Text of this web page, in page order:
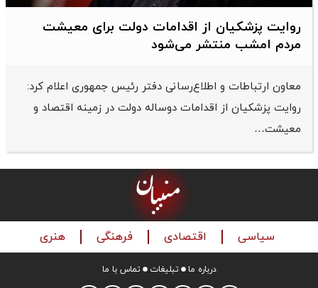
روایت پزشکیان از اقدامات دولت برای معیشت
مردم امشب منتشر می‌شود
معاون ارتباطات و اطلاع‌رسانی دفتر رئیس جمهوری اعلام کرد:
روایت پزشکیان از اقدامات دوساله دولت در زمینه اقتصاد و
معیشت…
سیاسی اقتصادی فرهنگی هنری
درباره ما تبلیغات تماس با ما